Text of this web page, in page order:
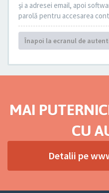
şi a adresei email, apoi
parolă pentru accesarea
Înapoi la ecranul de
MAI
CU
Detalii pe